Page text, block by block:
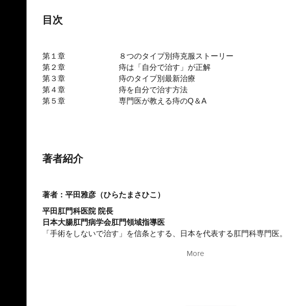
目次
第１章
８つのタイプ別痔克服ストーリー
第２章
痔は「自分で治す」が正解
第３章
痔のタイプ別最新治療
第４章
痔を自分で治す方法
第５章
専門医が教える痔のQ＆A
著者紹介
著者：平田雅彦（ひらたまさひこ）
平田肛門科医院 院長
日本大腸肛門病学会肛門領域指導医
「手術をしないで治す」を信条とする、日本を代表する肛門科専門医
年に社会保険中央総合病院大腸肛門病センター（現:東京山手メディカ
More